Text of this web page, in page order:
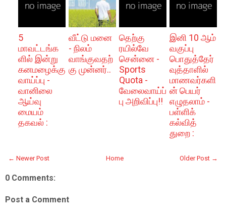
5
மாவட்டங்க
ளில் இன்று
கனமழைக்கு
வாய்ப்பு -
வானிலை
ஆய்வு
மையம்
தகவல் :
வீட்டு மனை
- நிலம்
வாங்குவதற்
கு முன்னர்..
தெற்கு
ரயில்வே
சென்னை -
Sports
Quota -
வேலைவாய்ப்
பு அறிவிப்பு!!
இனி 10 ஆம்
வகுப்பு
பொதுத்தேர்
வுத்தாளில்
மாணவர்களி
ன் பெயர்
எழுதலாம் -
பள்ளிக்
கல்வித்
துறை :
← Newer Post Older Post →
Home
0 Comments:
Post a Comment